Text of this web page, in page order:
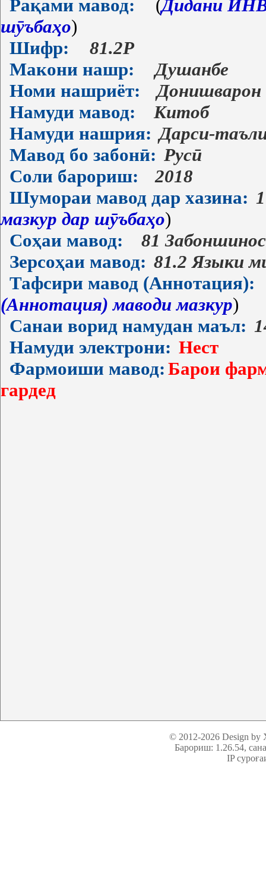
Рақами мавод:
(Дидани
шӯъбаҳо)
Шифр:
81.2Р
Макони нашр:
Душанбе
Номи нашриёт:
Донишварон
Намуди мавод:
Китоб
Намуди нашрия: Дарси-
Мавод бо забонӣ: Русӣ
Соли барориш:
2018
Шумораи мавод дар хазина:
мазкур дар шӯъбаҳо)
Соҳаи мавод:
81
Зерсоҳаи мавод: 81.2 Языки
Тафсири мавод (Аннотация):
(Аннотация) маводи мазкур)
Санаи ворид намудан маъл:
Намуди электрони: Нест
Фармоиши мавод: Барои
гардед
© 2012-2026 Design
Барориш: 1.26.54,
IP